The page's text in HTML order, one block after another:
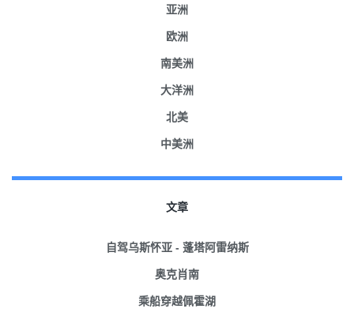
亚洲
欧洲
南美洲
大洋洲
北美
中美洲
文章
自驾乌斯怀亚 - 蓬塔阿雷纳斯
奥克肖南
乘船穿越佩霍湖